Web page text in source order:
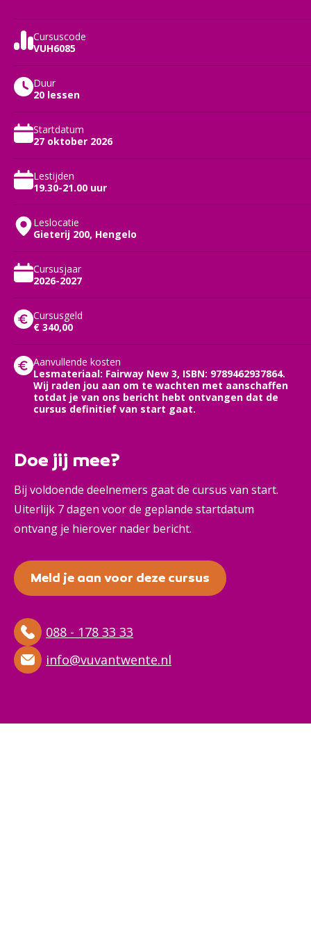
Cursuscode
VUH6085
Duur
20 lessen
Startdatum
27 oktober 2026
Lestijden
19.30-21.00 uur
Leslocatie
Gieterij 200, Hengelo
Cursusjaar
2026-2027
Cursusgeld
€ 340,00
Aanvullende kosten
Lesmateriaal: Fairway New 3, ISBN: 9789462937864.
Wij raden jou aan om te wachten met aanschaffen
totdat je van ons bericht hebt ontvangen dat de
cursus definitief van start gaat.
Doe jij mee?
Bij voldoende deelnemers gaat de cursus van start.
Uiterlijk 7 dagen voor de geplande startdatum
ontvang je hierover nader bericht.
Meld je aan voor deze cursus
088 - 178 33 33
info@vuvantwente.nl